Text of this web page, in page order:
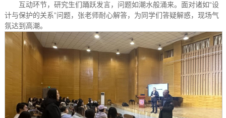
互动环节，研究生们踊跃发言，问题如潮水般涌来。面对诸如“设
计与保护的关系”问题，张老师耐心解答，为同学们答疑解惑，现场气
氛达到高潮。